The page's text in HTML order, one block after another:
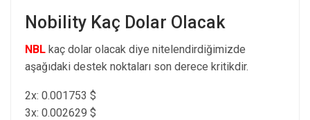
Nobility Kaç Dolar Olacak
NBL kaç dolar olacak diye nitelendirdiğimizde
aşağıdaki destek noktaları son derece kritikdir.
2x: 0.001753 $
3x: 0.002629 $